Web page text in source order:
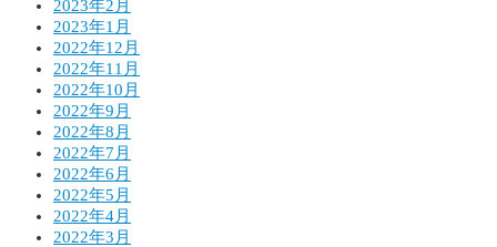
2023年2月
2023年1月
2022年12月
2022年11月
2022年10月
2022年9月
2022年8月
2022年7月
2022年6月
2022年5月
2022年4月
2022年3月